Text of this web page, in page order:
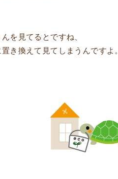
を見てるとですね、
き換えて見てしまうんですよ。